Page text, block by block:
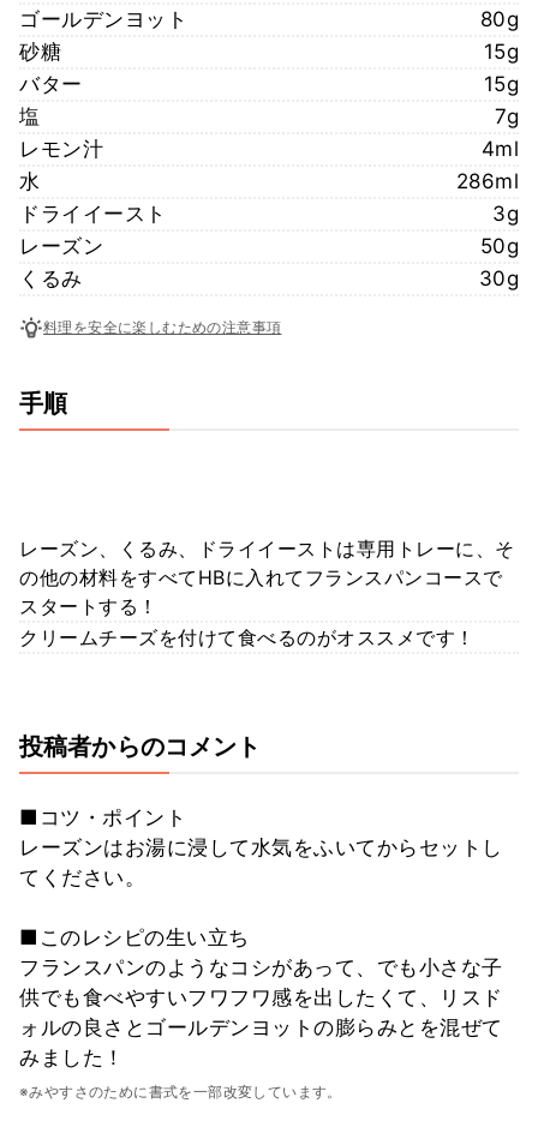
ゴールデンヨット
80g
砂糖
15g
バター
15g
塩
7g
レモン汁
4ml
水
286ml
ドライイースト
3g
レーズン
50g
くるみ
30g
料理を安全に楽しむための注意事項
手順
レーズン、くるみ、ドライイーストは専用トレーに、そ
の他の材料をすべてHBに入れてフランスパンコースで
スタートする！
クリームチーズを付けて食べるのがオススメです！
投稿者からのコメント
■コツ・ポイント
レーズンはお湯に浸して水気をふいてからセットし
てください。
■このレシピの生い立ち
フランスパンのようなコシがあって、でも小さな子
供でも食べやすいフワフワ感を出したくて、リスド
ォルの良さとゴールデンヨットの膨らみとを混ぜて
みました！
※みやすさのために書式を一部改変しています。